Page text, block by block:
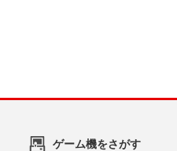
ゲーム機をさがす